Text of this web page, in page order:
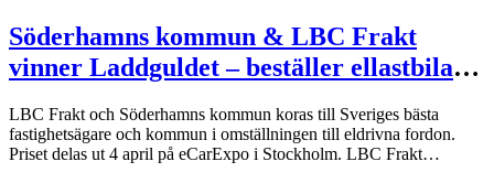
Söderhamns kommun & LBC Frakt
vinner Laddguldet – beställer ellastbilar
LBC Frakt och Söderhamns kommun koras till Sveriges bästa
fastighetsägare och kommun i omställningen till eldrivna fordon.
Priset delas ut 4 april på eCarExpo i Stockholm. LBC Frakt…